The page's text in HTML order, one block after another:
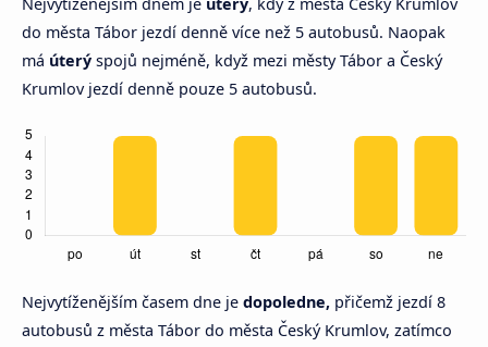
do města Tábor jezdí denně více než 5 autobusů. Naopak
má úterý spojů nejméně, když mezi městy Tábor a Český
Krumlov jezdí denně pouze 5 autobusů.
Nejvytíženějším časem dne je dopoledne, přičemž jezdí 8
autobusů z města Tábor do města Český Krumlov, zatímco